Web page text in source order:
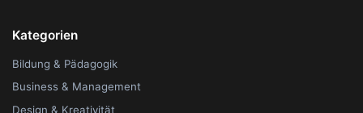
Kategorien
Bildung & Pädagogik
Business & Management
Design & Kreativität